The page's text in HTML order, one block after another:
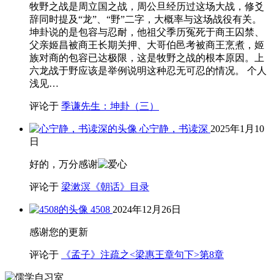
牧野之战是周立国之战，周公旦经历过这场大战，修爻
辞同时提及“龙”、“野”二字，大概率与这场战役有关。
坤卦说的是包容与忍耐，他祖父季历冤死于商王囚禁、
父亲姬昌被商王长期关押、大哥伯邑考被商王烹煮，姬
族对商的包容已达极限，这是牧野之战的根本原因。上
六龙战于野应该是举例说明这种忍无可忍的情况。 个人
浅见…
评论于 季谦先生：坤卦（三）
心宁静，书读深 2025年1月10
日
好的，万分感谢
评论于 梁漱溟《朝话》目录
4508 2024年12月26日
感谢您的更新
评论于 《孟子》注疏之<梁惠王章句下>第8章